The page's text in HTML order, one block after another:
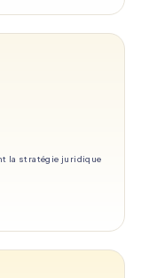
la stratégie juridique